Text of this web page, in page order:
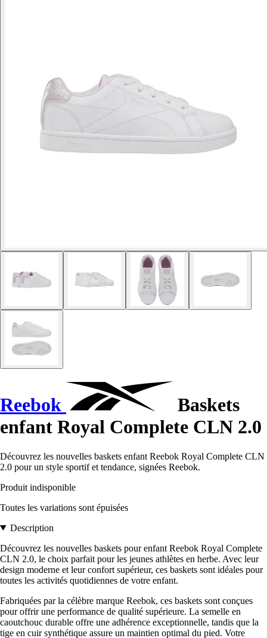
Reebok
Baskets
enfant Royal Complete CLN 2.0
Découvrez les nouvelles baskets enfant Reebok Royal Complete CLN
2.0 pour un style sportif et tendance, signées Reebok.
Produit indisponible
Toutes les variations sont épuisées
Description
Découvrez les nouvelles baskets pour enfant Reebok Royal Complete
CLN 2.0, le choix parfait pour les jeunes athlètes en herbe. Avec leur
design moderne et leur confort supérieur, ces baskets sont idéales pour
toutes les activités quotidiennes de votre enfant.
Fabriquées par la célèbre marque Reebok, ces baskets sont conçues
pour offrir une performance de qualité supérieure. La semelle en
caoutchouc durable offre une adhérence exceptionnelle, tandis que la
tige en cuir synthétique assure un maintien optimal du pied. Votre